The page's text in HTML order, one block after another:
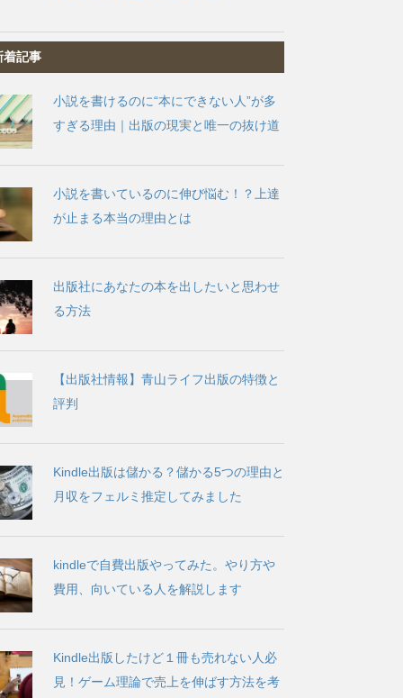
着記事
小説を書けるのに“本にできない人”が多
すぎる理由｜出版の現実と唯一の抜け道
小説を書いているのに伸び悩む！？上達
が止まる本当の理由とは
出版社にあなたの本を出したいと思わせ
る方法
【出版社情報】青山ライフ出版の特徴と
評判
Kindle出版は儲かる？儲かる5つの理由と
月収をフェルミ推定してみました
kindleで自費出版やってみた。やり方や
費用、向いている人を解説します
Kindle出版したけど１冊も売れない人必
見！ゲーム理論で売上を伸ばす方法を考